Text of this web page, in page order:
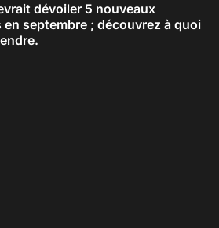
dévoiler 5 nouveaux
septembre ; découvrez à quoi